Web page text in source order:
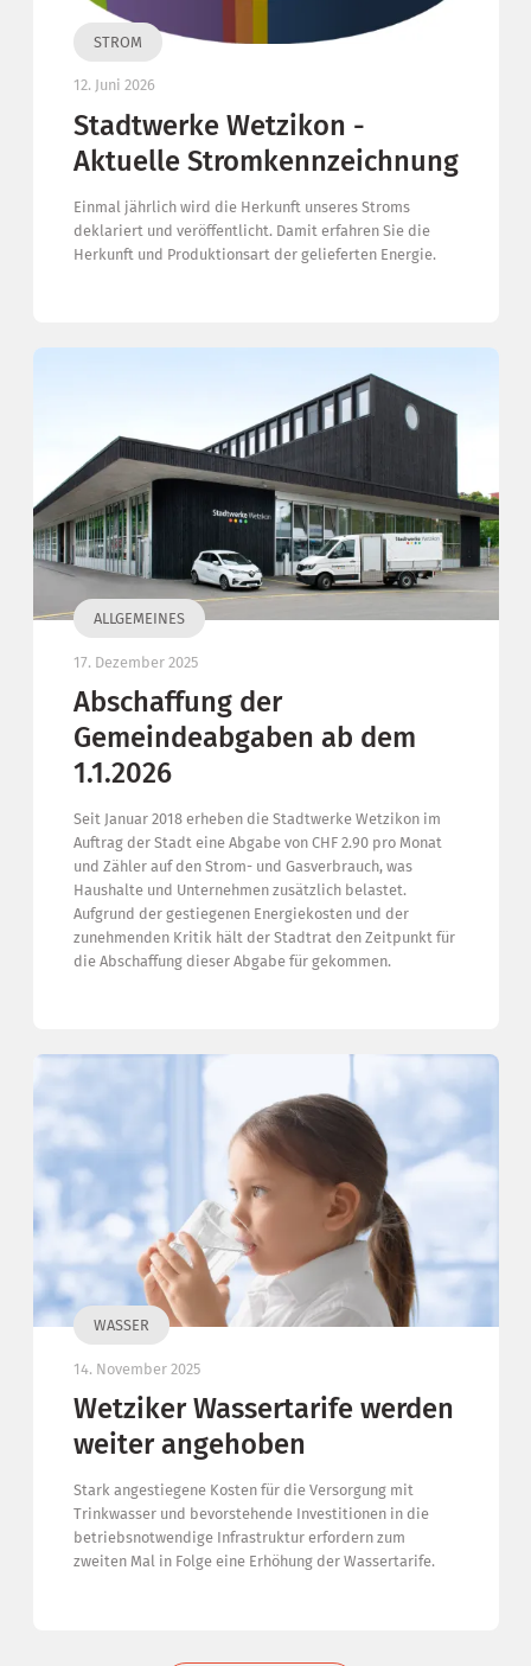
STROM
12. Juni 2026
Stadtwerke Wetzikon -
Aktuelle Stromkennzeichnung
Einmal jährlich wird die Herkunft unseres Stroms
deklariert und veröffentlicht. Damit erfahren Sie die
Herkunft und Produktionsart der gelieferten Energie.
ALLGEMEINES
17. Dezember 2025
Abschaffung der
Gemeindeabgaben ab dem
1.1.2026
Seit Januar 2018 erheben die Stadtwerke Wetzikon im
Auftrag der Stadt eine Abgabe von CHF 2.90 pro Monat
und Zähler auf den Strom- und Gasverbrauch, was
Haushalte und Unternehmen zusätzlich belastet.
Aufgrund der gestiegenen Energiekosten und der
zunehmenden Kritik hält der Stadtrat den Zeitpunkt für
die Abschaffung dieser Abgabe für gekommen.
WASSER
14. November 2025
Wetziker Wassertarife werden
weiter angehoben
Stark angestiegene Kosten für die Versorgung mit
Trinkwasser und bevorstehende Investitionen in die
betriebsnotwendige Infrastruktur erfordern zum
zweiten Mal in Folge eine Erhöhung der Wassertarife.